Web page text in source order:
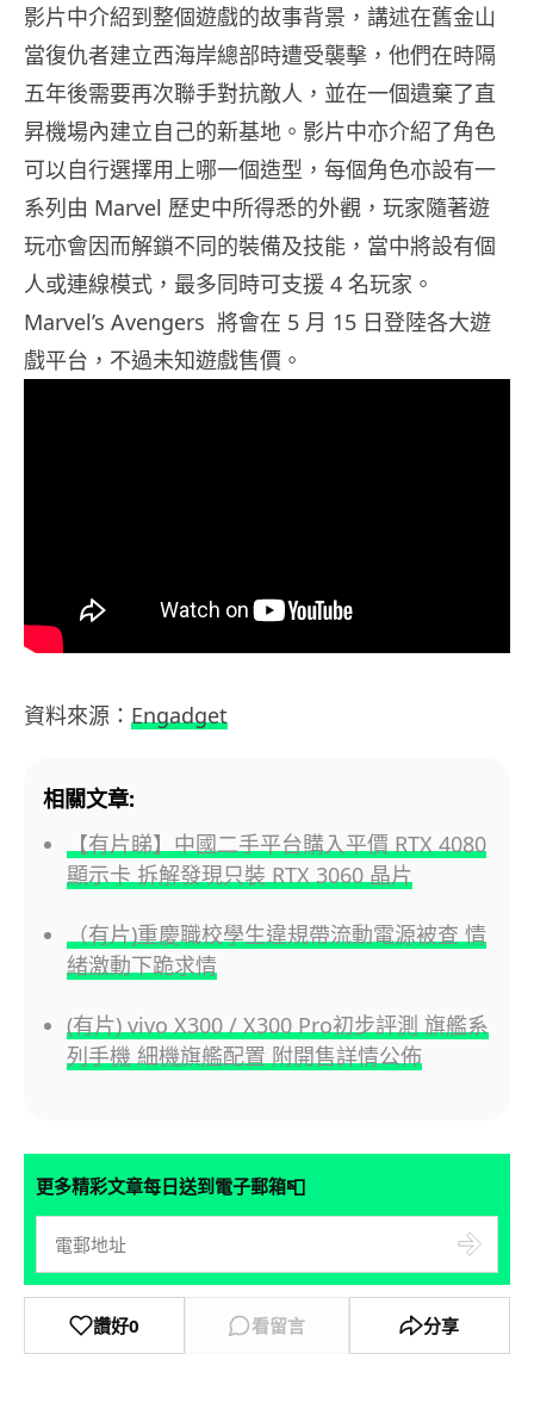
影片中介紹到整個遊戲的故事背景，講述在舊金山
當復仇者建立西海岸總部時遭受襲擊，他們在時隔
五年後需要再次聯手對抗敵人，並在一個遺棄了直
昇機場內建立自己的新基地。影片中亦介紹了角色
可以自行選擇用上哪一個造型，每個角色亦設有一
系列由 Marvel 歷史中所得悉的外觀，玩家隨著遊
玩亦會因而解鎖不同的裝備及技能，當中將設有個
人或連線模式，最多同時可支援 4 名玩家。
Marvel’s Avengers 將會在 5 月 15 日登陸各大遊
戲平台，不過未知遊戲售價。
資料來源： Engadget
相關文章:
【有片睇】中國二手平台購入平價 RTX 4080
顯示卡 拆解發現只裝 RTX 3060 晶片
（有片)重慶職校學生違規帶流動電源被查 情
緒激動下跪求情
(有片) vivo X300 / X300 Pro初步評測 旗艦系
列手機 細機旗艦配置 附開售詳情公佈
更多精彩文章每日送到電子郵箱📮
讚好0 看留言 分享